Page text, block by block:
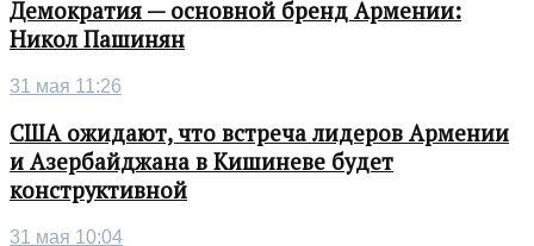
Демократия — основной бренд Армении:
Никол Пашинян
31 мая 11:26
США ожидают, что встреча лидеров Армении
и Азербайджана в Кишиневе будет
конструктивной
31 мая 10:04